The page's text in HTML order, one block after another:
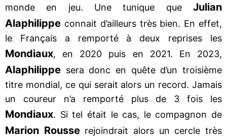
monde en jeu. Une tunique que Julian
Alaphilippe connait d’ailleurs très bien. En effet,
le Français a remporté à deux reprises les
Mondiaux, en 2020 puis en 2021. En 2023,
Alaphilippe sera donc en quête d’un troisième
titre mondial, ce qui serait alors un record. Jamais
un coureur n’a remporté plus de 3 fois les
Mondiaux. Si tel était le cas, le compagnon de
Marion Rousserejoindrait alors un cercle très